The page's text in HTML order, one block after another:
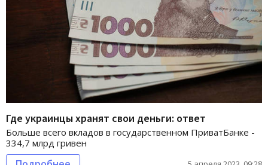
Где украинцы хранят свои деньги: ответ
Больше всего вкладов в государственном ПриватБанке -
334,7 млрд гривен